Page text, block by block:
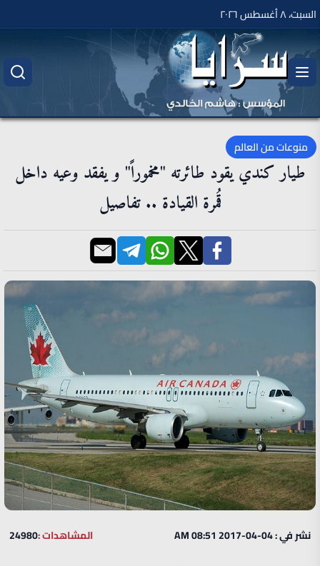
السبت، ٨ أغسطس ٢٠٢٦
منوعات من العالم
طيار كندي يقود طائرته "مخموراً" و يفقد وعيه داخل
قُمرة القيادة .. تفاصيل
نشر في : 04-04-2017 08:51 AM المشاهدات :24980